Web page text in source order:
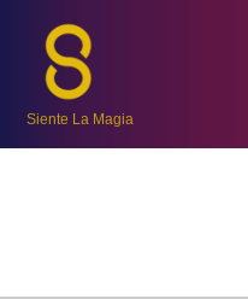
Siente La Magia